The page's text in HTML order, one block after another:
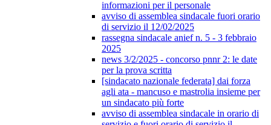
informazioni per il personale
avviso di assemblea sindacale fuori orario
di servizio il 12/02/2025
rassegna sindacale anief n. 5 - 3 febbraio
2025
news 3/2/2025 - concorso pnnr 2: le date
per la prova scritta
[sindacato nazionale federata] dai forza
agli ata - mancuso e mastrolia insieme per
un sindacato più forte
avviso di assemblea sindacale in orario di